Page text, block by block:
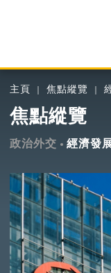
主頁 焦點縱覽
焦點縱覽
政治外交 經濟發